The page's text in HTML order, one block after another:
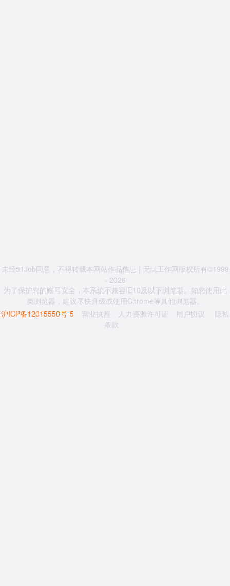
未经51Job同意，不得转载本网站作品信息 | 无忧工作网版权所有©1999
- 2026
为了保护您的账号安全，本系统不兼容IE10及以下浏览器。如您使用此
类浏览器，建议尽快升级或使用Chrome等其他浏览器。
沪ICP备12015550号-5
营业执照 人力资源许可证 用户协议
隐私
条款